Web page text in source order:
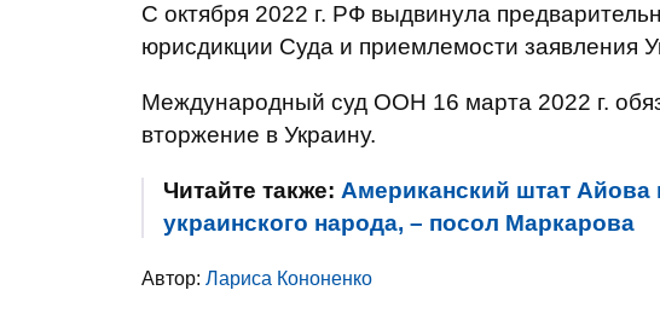
С октября 2022 г. РФ выдвинула
юрисдикции Суда и приемлемости заявления
Международный суд ООН 16 марта 2022 г.
вторжение в Украину.
Читайте также: Американский штат
украинского народа, – посол Маркарова
Автор: Лариса Кононенко